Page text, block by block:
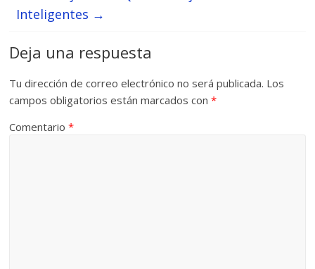
Inteligentes →
Deja una respuesta
Tu dirección de correo electrónico no será publicada. Los
campos obligatorios están marcados con*
Comentario*